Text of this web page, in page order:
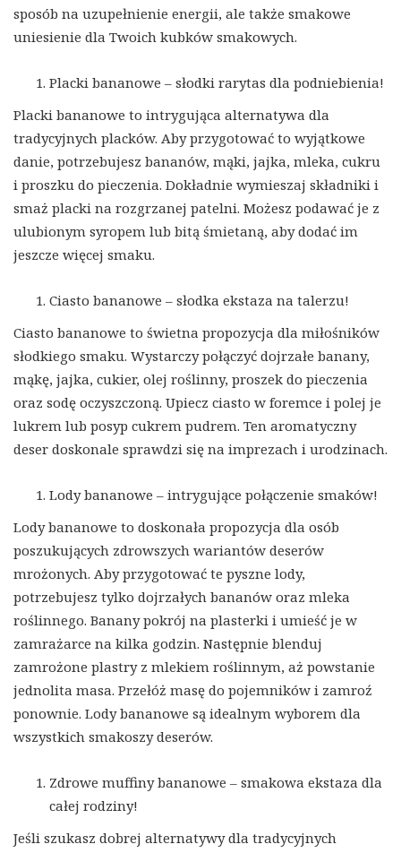
sposób na uzupełnienie energii, ale także smakowe
uniesienie dla Twoich kubków smakowych.
Placki bananowe – słodki rarytas dla podniebienia!
Placki bananowe to intrygująca alternatywa dla
tradycyjnych placków. Aby przygotować to wyjątkowe
danie, potrzebujesz bananów, mąki, jajka, mleka, cukru
i proszku do pieczenia. Dokładnie wymieszaj składniki i
smaż placki na rozgrzanej patelni. Możesz podawać je z
ulubionym syropem lub bitą śmietaną, aby dodać im
jeszcze więcej smaku.
Ciasto bananowe – słodka ekstaza na talerzu!
Ciasto bananowe to świetna propozycja dla miłośników
słodkiego smaku. Wystarczy połączyć dojrzałe banany,
mąkę, jajka, cukier, olej roślinny, proszek do pieczenia
oraz sodę oczyszczoną. Upiecz ciasto w foremce i polej je
lukrem lub posyp cukrem pudrem. Ten aromatyczny
deser doskonale sprawdzi się na imprezach i urodzinach.
Lody bananowe – intrygujące połączenie smaków!
Lody bananowe to doskonała propozycja dla osób
poszukujących zdrowszych wariantów deserów
mrożonych. Aby przygotować te pyszne lody,
potrzebujesz tylko dojrzałych bananów oraz mleka
roślinnego. Banany pokrój na plasterki i umieść je w
zamrażarce na kilka godzin. Następnie blenduj
zamrożone plastry z mlekiem roślinnym, aż powstanie
jednolita masa. Przełóż masę do pojemników i zamroź
ponownie. Lody bananowe są idealnym wyborem dla
wszystkich smakoszy deserów.
Zdrowe muffiny bananowe – smakowa ekstaza dla
całej rodziny!
Jeśli szukasz dobrej alternatywy dla tradycyjnych